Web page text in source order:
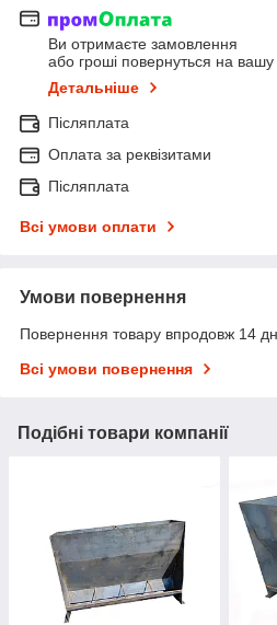
Ви отримаєте замовлення
або гроші повернуться на вашу
Детальніше
Післяплата
Оплата за реквізитами
Післяплата
Всі умови оплати
Умови повернення
Повернення товару впродовж 14
Всі умови повернення
Подібні товари компанії